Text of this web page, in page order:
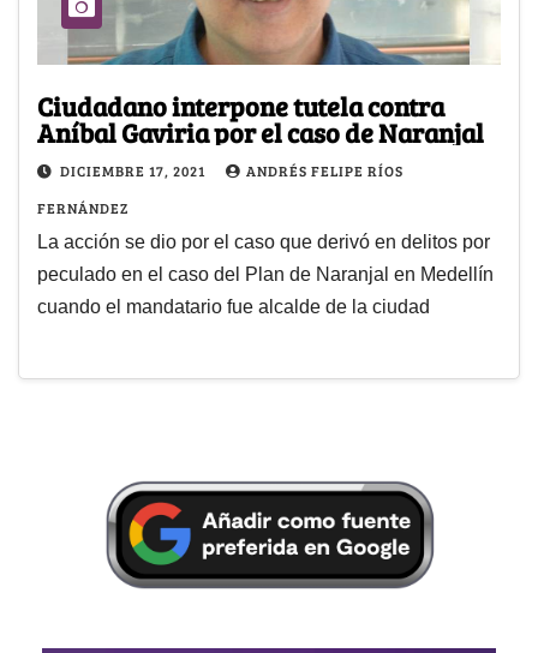
Ciudadano interpone tutela contra
Aníbal Gaviria por el caso de Naranjal
DICIEMBRE 17, 2021
ANDRÉS FELIPE RÍOS
FERNÁNDEZ
La acción se dio por el caso que derivó en delitos por
peculado en el caso del Plan de Naranjal en Medellín
cuando el mandatario fue alcalde de la ciudad